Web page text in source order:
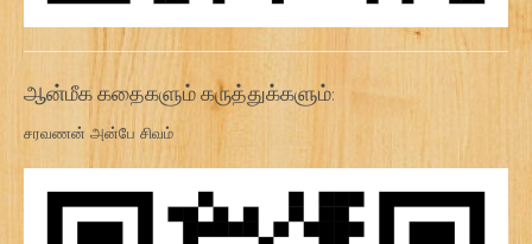
ஆன்மீக கதைகளும் கருத்துக்களும்:
சரவணன் அன்பே சிவம்